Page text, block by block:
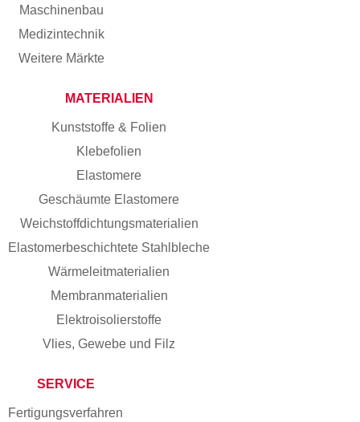
Maschinenbau
Medizintechnik
Weitere Märkte
MATERIALIEN
Kunststoffe & Folien
Klebefolien
Elastomere
Geschäumte Elastomere
Weichstoff­dichtungs­materialien
Elastomer­beschichtete Stahlbleche
Wärmeleitmaterialien
Membranmaterialien
Elektroisolierstoffe
Vlies, Gewebe und Filz
SERVICE
Fertigungs­verfahren